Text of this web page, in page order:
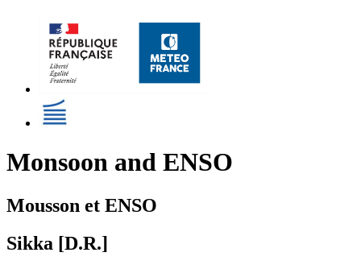
Monsoon and ENSO
Mousson et ENSO
Sikka [D.R.]